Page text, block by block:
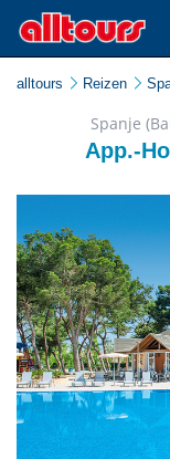
alltours Reizen
Spanje
App.-